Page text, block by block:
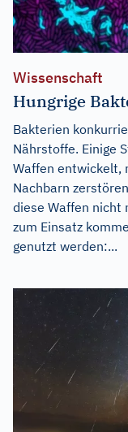
Wissenschaft
Hungrige
Bakterien
Nährstoffe. Einige
Waffen entwickelt,
Nachbarn
diese Waffen nicht
zum Einsatz
genutzt werden:...